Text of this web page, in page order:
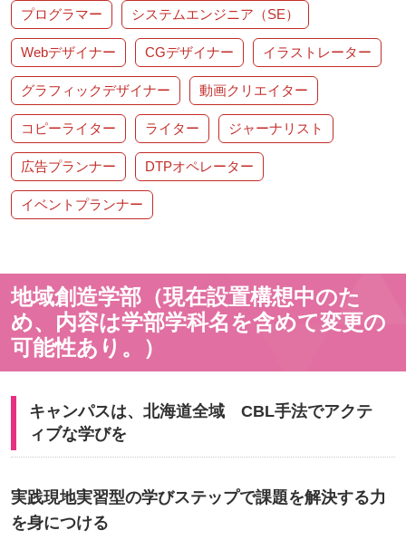
プログラマー システムエンジニア（SE）
Webデザイナー CGデザイナー イラストレーター
グラフィックデザイナー 動画クリエイター
コピーライター ライター ジャーナリスト
広告プランナー DTPオペレーター
イベントプランナー
地域創造学部（現在設置構想中のた
め、内容は学部学科名を含めて変更の
可能性あり。）
キャンパスは、北海道全域 CBL手法でアクテ
ィブな学びを
実践現地実習型の学びステップで課題を解決する力
を身につける